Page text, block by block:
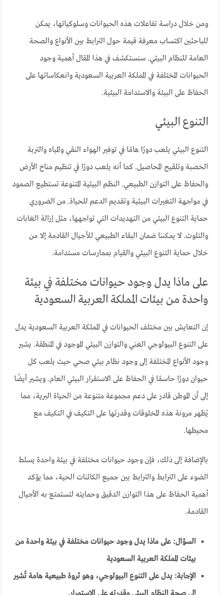
ومن خلال دراسة تفاعلات هذه الحيوانات وسلوكياتها، يمكن
للباحثين اكتساب معرفة قيمة حول الترابط بين الأنواع والصحة
العامة للنظام البيئي. سنستكشف في هذا المقال أهمية وجود
الحيوانات المختلفة في المملكة العربية السعودية وانعكاساتها على
الحفاظ على البيئة والاستدامة البيئية.
التنوع البيئي
التنوع البيئي يلعب دورًا هامًا في توفير الهواء النقي والمياه والتربة
الخصبة وتلقيح المحاصيل. كما أنه يلعب دورًا في تنظيم مناخ الأرض
والحفاظ على التوازن الطبيعي. النظم البيئية المتنوعة تستطيع الصمود
في مواجهة التغيرات البيئية وتقديم الدعم للحياة. من الضروري
حماية التنوع البيئي من التهديدات التي تواجهها، مثل إزالة الغابات
والتلوث. لا يمكننا ضمان البقاء الطبيعي للأجيال القادمة إلا من
خلال حماية التنوع البيئي والقيام بممارسات مستدامة.
على ماذا يدل وجود حيوانات مختلفة في بيئة
واحدة من بيئات المملكة العربية السعودية
إن التعايش بين مختلف الحيوانات في المملكة العربية السعودية يدل
على التنوع البيولوجي الغني والتوازن البيئي الموجود في المنطقة. يشير
وجود الأنواع المختلفة إلى وجود نظام بيئي صحي حيث يلعب كل
حيوان دورًا حاسمًا في الحفاظ على الاستقرار البيئي العام. ويشير أيضًا
إلى أن الموطن قادر على دعم مجموعة متنوعة من الحياة البرية، مما
يُظهر مرونة هذه المخلوقات وقدرتها على التكيف في التكيف مع
محيطها.
بالإضافة إلى ذلك، فإن وجود حيوانات مختلفة في بيئة واحدة يسلط
الضوء على الترابط والترابط بين جميع الكائنات الحية، مما يؤكد
أهمية الحفاظ على هذا التوازن الدقيق وحمايته لتستمتع به الأجيال
القادمة.
السؤال: على ماذا يدل وجود حيوانات مختلفة في بيئة واحدة من
بيئات المملكة العربية السعودية
الإجابة: يدل على التنوع البيولوجي، وهو ثروة طبيعية هامة تُشير